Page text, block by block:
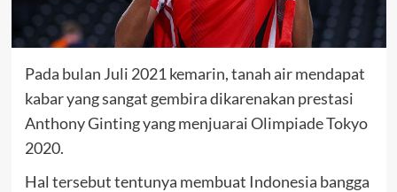
Pada bulan Juli 2021 kemarin, tanah air mendapat
kabar yang sangat gembira dikarenakan prestasi
Anthony Ginting yang menjuarai Olimpiade Tokyo
2020.
Hal tersebut tentunya membuat Indonesia bangga